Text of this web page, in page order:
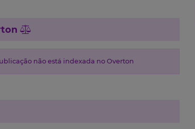
não está indexada no Overton